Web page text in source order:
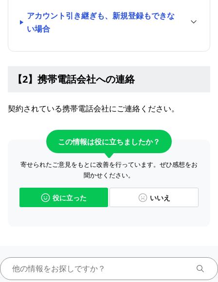
アカウント引き継ぎも、新規登録もできな
い場合
【2】携帯電話会社への連絡
契約されている携帯電話会社にご連絡ください。
この情報は役に立ちましたか？
寄せられたご意見をもとに改善を行っています。ぜひ感想をお
聞かせください。
役に立った いいえ